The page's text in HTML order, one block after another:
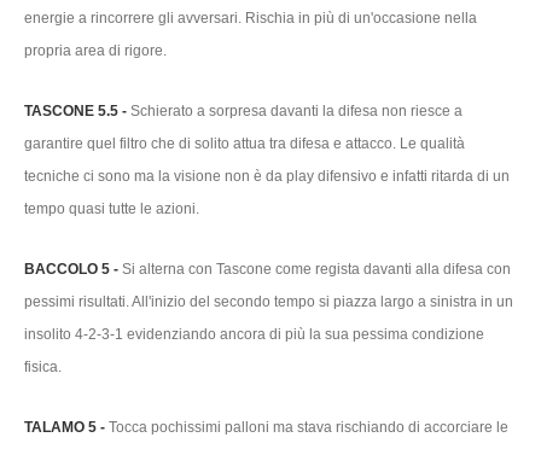
energie a rincorrere gli avversari. Rischia in più di un'occasione nella
propria area di rigore.
TASCONE 5.5 - Schierato a sorpresa davanti la difesa non riesce a
garantire quel filtro che di solito attua tra difesa e attacco. Le qualità
tecniche ci sono ma la visione non è da play difensivo e infatti ritarda di un
tempo quasi tutte le azioni.
BACCOLO 5 - Si alterna con Tascone come regista davanti alla difesa con
pessimi risultati. All'inizio del secondo tempo si piazza largo a sinistra in un
insolito 4-2-3-1 evidenziando ancora di più la sua pessima condizione
fisica.
TALAMO 5 - Tocca pochissimi palloni ma stava rischiando di accorciare le